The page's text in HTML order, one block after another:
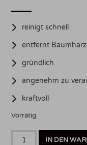
reinigt schnell
entfernt Baumharz
gründlich
angenehm zu
kraftvoll
Vorrätig
Sonax
IN DEN